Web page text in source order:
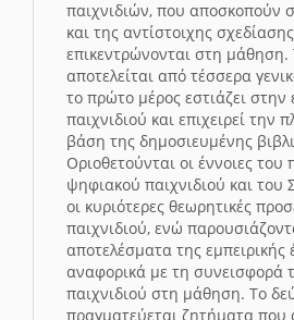
παιχνιδιών, που αποσκοπούν
και της αντίστοιχης
επικεντρώνονται στη μάθηση.
αποτελείται από τέσσερα
το πρώτο μέρος εστιάζει στην
παιχνιδιού και επιχειρεί την
βάση της δημοσιευμένης
Οριοθετούνται οι έννοιες του
ψηφιακού παιχνιδιού και του
οι κυριότερες θεωρητικές
παιχνιδιού, ενώ
αποτελέσματα της εμπειρικής
αναφορικά με τη συνεισφορά
παιχνιδιού στη μάθηση. Το
πραγματεύεται ζητήματα που